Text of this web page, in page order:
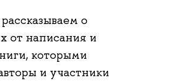
о
от написания и
которыми
и участники